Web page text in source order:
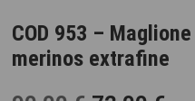
COD 953 –
merinos extrafine